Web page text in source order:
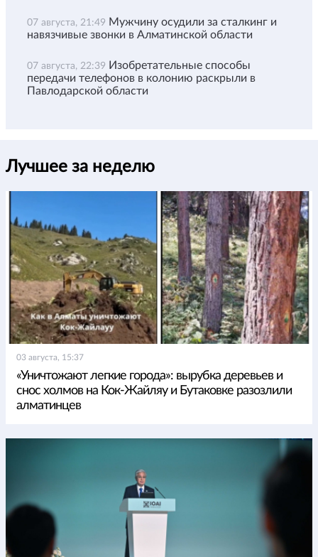
07 августа, 21:49 Мужчину осудили за сталкинг и
навязчивые звонки в Алматинской области
07 августа, 22:39 Изобретательные способы
передачи телефонов в колонию раскрыли в
Павлодарской области
Лучшее за неделю
03 августа, 15:37
«Уничтожают легкие города»: вырубка деревьев и
снос холмов на Кок-Жайляу и Бутаковке разозлили
алматинцев